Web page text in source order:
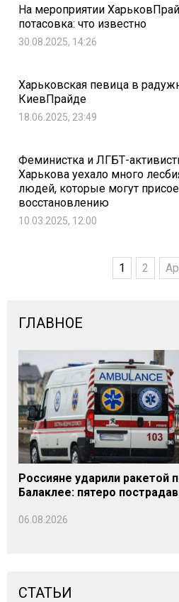
На мероприятии
потасовка: что известно
30.08.2025, 14:26
Харьковская певица в
КиевПрайде
18.06.2025, 23:49
Феминистка и ЛГБТ-
Харькова уехало много
людей, которые могут
восстановлению
10.03.2025, 12:00
1 2
ГЛАВНОЕ
Россияне ударили ракетой
Балаклее: пятеро
06.08.2026
СТАТЬИ